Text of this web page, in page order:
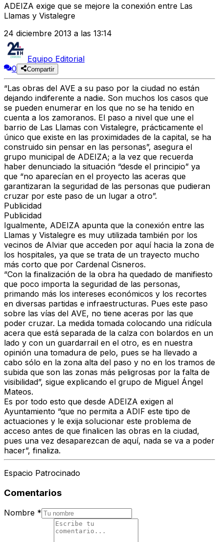
ADEIZA exige que se mejore la conexión entre Las
Llamas y Vistalegre
24 diciembre 2013 a las 13:14
Equipo Editorial
0
Compartir
“Las obras del AVE a su paso por la ciudad no están
dejando indiferente a nadie. Son muchos los casos que
se pueden enumerar en los que no se ha tenido en
cuenta a los zamoranos. El paso a nivel que une el
barrio de Las Llamas con Vistalegre, prácticamente el
único que existe en las proximidades de la capital, se ha
construido sin pensar en las personas”, asegura el
grupo municipal de ADEIZA; a la vez que recuerda
haber denunciado la situación “desde el principio” ya
que “no aparecían en el proyecto las aceras que
garantizaran la seguridad de las personas que pudieran
cruzar por este paso de un lugar a otro”.
Publicidad
Publicidad
Igualmente, ADEIZA apunta que la conexión entre las
Llamas y Vistalegre es muy utilizada también por los
vecinos de Alviar que acceden por aquí hacia la zona de
los hospitales, ya que se trata de un trayecto mucho
más corto que por Cardenal Cisneros.
“Con la finalización de la obra ha quedado de manifiesto
que poco importa la seguridad de las personas,
primando más los intereses económicos y los recortes
en diversas partidas e infraestructuras. Pues este paso
sobre las vías del AVE, no tiene aceras por las que
poder cruzar. La medida tomada colocando una ridícula
acera que está separada de la calza con bolardos en un
lado y con un guardarrail en el otro, es en nuestra
opinión una tomadura de pelo, pues se ha llevado a
cabo sólo en la zona alta del paso y no en los tramos de
subida que son las zonas más peligrosas por la falta de
visibilidad”, sigue explicando el grupo de Miguel Ángel
Mateos.
Es por todo esto que desde ADEIZA exigen al
Ayuntamiento “que no permita a ADIF este tipo de
actuaciones y le exija solucionar este problema de
acceso antes de que finalicen las obras en la ciudad,
pues una vez desaparezcan de aquí, nada se va a poder
hacer”, finaliza.
Espacio Patrocinado
Comentarios
Nombre *